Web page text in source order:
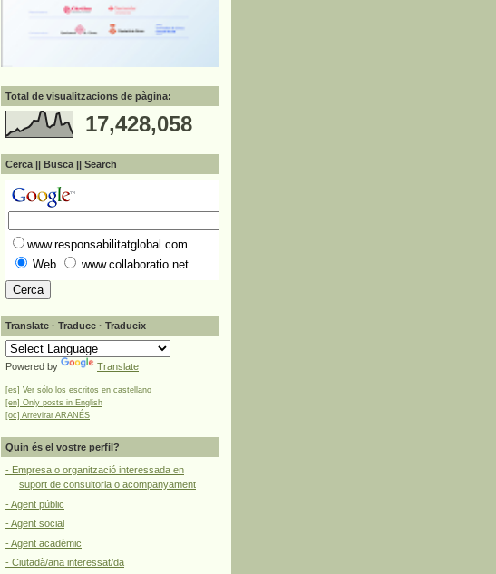
Total de visualitzacions de pàgina:
17,428,058
Cerca || Busca || Search
www.responsabilitatglobal.com
Web
www.collaboratio.net
Translate · Traduce · Tradueix
Powered by Translate
[es] Ver sólo los escritos en castellano
[en] Only posts in English
[oc] Arrevirar ARANÉS
Quin és el vostre perfil?
- Empresa o organització interessada en
suport de consultoria o acompanyament
- Agent públic
- Agent social
- Agent acadèmic
- Ciutadà/ana interessat/da